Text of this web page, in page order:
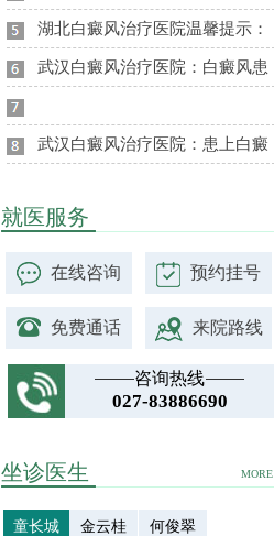
湖北白癜风治疗医院温馨提示：
武汉白癜风治疗医院：白癜风患
武汉白癜风治疗医院：患上白癜
就医服务
在线咨询 预约挂号
免费通话 来院路线
咨询热线
027-83886690
MORE
坐诊医生
童长城 金云桂 何俊翠